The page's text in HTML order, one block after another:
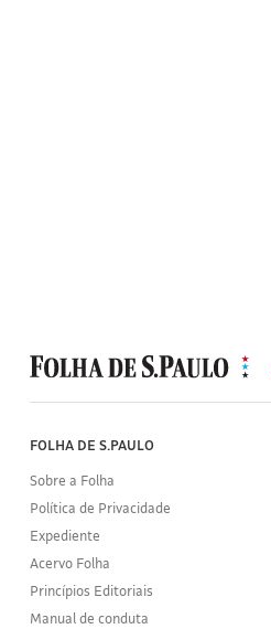
Folha
de
S.Paulo
FOLHA DE S.PAULO
Sobre a Folha
Política de Privacidade
Expediente
Acervo Folha
Princípios Editoriais
Manual de conduta